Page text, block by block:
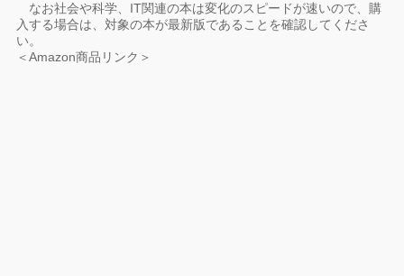
なお社会や科学、IT関連の本は変化のスピードが速いので、購
入する場合は、対象の本が最新版であることを確認してくださ
い。
＜Amazon商品リンク＞